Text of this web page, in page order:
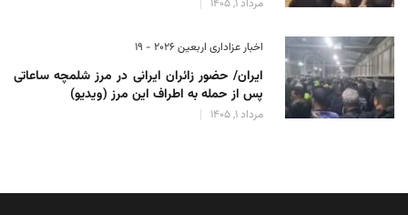
مرداد 1, 1405
اخبار عزاداری اربعین ۲۰۲۶ - 19
ایران/ حضور زائران ایرانی در مرز شلمچه ساعاتی
پس از حمله به اطراف این مرز (ویدیو)
مرداد 1, 1405